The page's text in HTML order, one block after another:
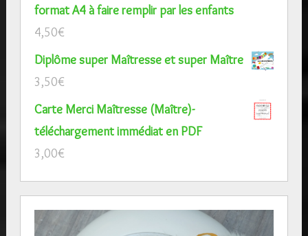
format A4 à faire remplir par les enfants
4,50€
Diplôme super Maîtresse et super Maître
3,50€
Carte Merci Maîtresse (Maître)-
téléchargement immédiat en PDF
3,00€